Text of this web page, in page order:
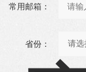
常用邮箱：
省份：